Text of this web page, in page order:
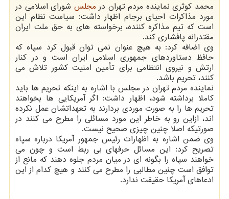
محمد کوثری نماینده مردم تهران در مجلس شورای اسلامی در
مورد مذاکرات احیای برجام اظهار داشت: سیاست نظام این
است که تیم مذاکره کننده، برخواسته های به حق ملت ایران
مقتدرانه پافشاری کند.
وی اضافه کرد: به هیچ عنوان نمی توان قبول کرد سپاه که
حافظ دستاوردهای جمهوری اسلامی ایران است و در کنار
ارتش و نیروی انتظامی برای تأمین امنیت کشور تلاش می
کنند، تحریم باشد.
نماینده مردم تهران در مجلس با اشاره به اینکه تحریم ها باید
کاملا برداشته شود، اظهار داشت: اگر آمریکایی ها بخواهند
تحریم ها را به صورت موردی بردارند به تعهداتشان عمل نکرده
اند، ازاین رو به خاطر این مورد مسائلی را مطرح می کنند در
صورتیکه اصلا چنین چیزی صحیح نیست.
وی ضمن اشاره به اظهارات رئیس جمهور آمریکا درباره سپاه
تصریح کرد: این مسائل حرفهای بی ربط است و چون می
خواهند سپاه را بگونه ای در میان مردم جلوه دهند که مانع از
توافق است چنین مطالبی را مطرح می کنند و هیچ کدام از این
ادعاهای آمریکا حقیقت ندارد.